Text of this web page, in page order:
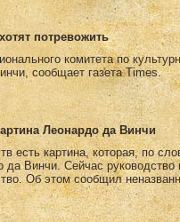
потревожить
комитета по
сообщает газета Times.
Леонардо да Винчи
есть картина, которая, по
да Винчи. Сейчас руководство
Об этом сообщил